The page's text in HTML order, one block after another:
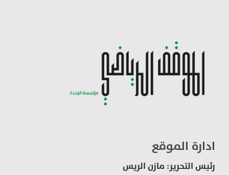
ادارة الموقع
رئيس التحرير: مازن الريس